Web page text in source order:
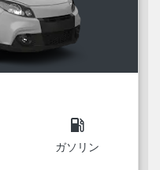
local_gas_station
ガソリン